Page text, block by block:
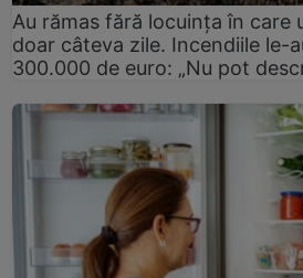
Au rămas fără locuința în care
doar câteva zile. Incendiile le-
300.000 de euro: „Nu pot